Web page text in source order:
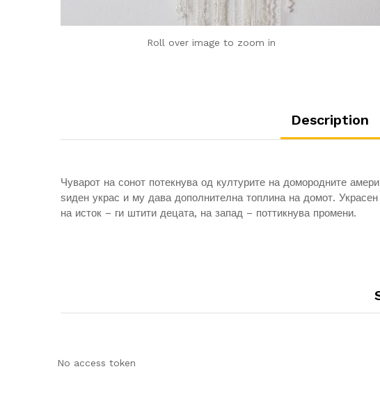
Roll over image to zoom in
Description
Чуварот на сонот потекнува од културите на домородните
ѕиден украс и му дава дополнителна топлина на домот.
на исток – ги штити децата, на запад – поттикнува промени.
No access token